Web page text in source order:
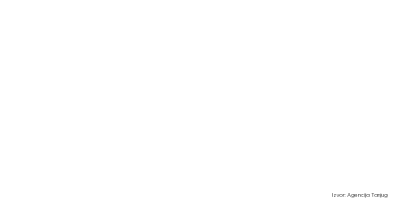
Izvor: Agencija Tanjug